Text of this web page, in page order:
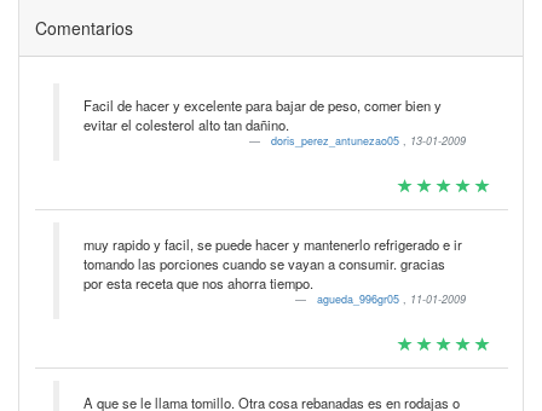
Comentarios
Facil de hacer y excelente para bajar de peso, comer bien y
evitar el colesterol alto tan dañino.
doris_perez_antunezao05 , 13-01-2009
muy rapido y facil, se puede hacer y mantenerlo refrigerado e ir
tomando las porciones cuando se vayan a consumir. gracias
por esta receta que nos ahorra tiempo.
agueda_996gr05 , 11-01-2009
A que se le llama tomillo. Otra cosa rebanadas es en rodajas o